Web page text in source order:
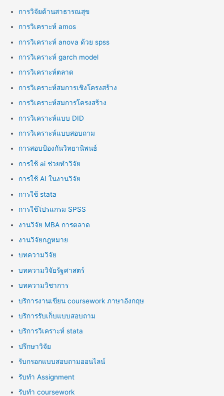
การวิจัยด้านสาธารณสุข
การวิเคราะห์ amos
การวิเคราะห์ anova ด้วย spss
การวิเคราะห์ garch model
การวิเคราะห์ตลาด
การวิเคราะห์สมการเชิงโครงสร้าง
การวิเคราะห์สมการโครงสร้าง
การวิเคราะห์แบบ DID
การวิเคราะห์แบบสอบถาม
การสอบป้องกันวิทยานิพนธ์
การใช้ ai ช่วยทำวิจัย
การใช้ AI ในงานวิจัย
การใช้ stata
การใช้โปรแกรม SPSS
งานวิจัย MBA การตลาด
งานวิจัยกฎหมาย
บทความวิจัย
บทความวิจัยรัฐศาสตร์
บทความวิชาการ
บริการงานเขียน coursework ภาษาอังกฤษ
บริการรับเก็บแบบสอบถาม
บริการวิเคราะห์ stata
ปรึกษาวิจัย
รับกรอกแบบสอบถามออนไลน์
รับทำ Assignment
รับทำ coursework